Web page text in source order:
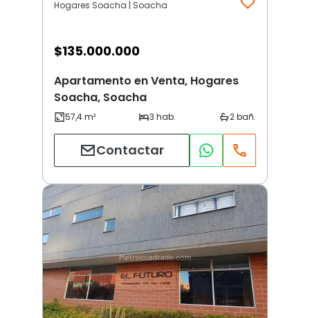
Hogares Soacha | Soacha
$135.000.000
Apartamento en Venta, Hogares
Soacha, Soacha
Contactar